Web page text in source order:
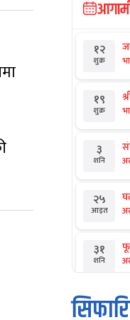
१२
शुक्र
१९
शुक्र
३
शनि
२५
आइत
३१
शनि
१
आइत